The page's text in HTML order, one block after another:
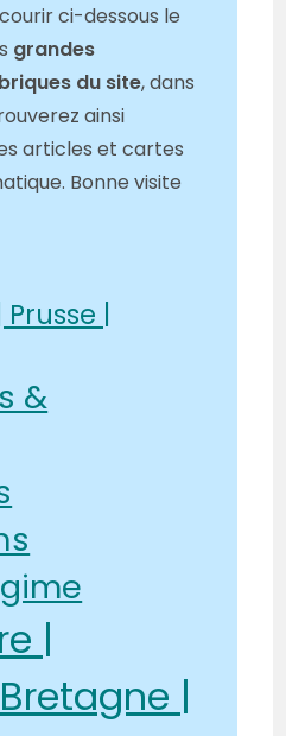
ci-dessous le
grandes
du site, dans
ainsi
articles et cartes
Bonne visite
|
&
|
|